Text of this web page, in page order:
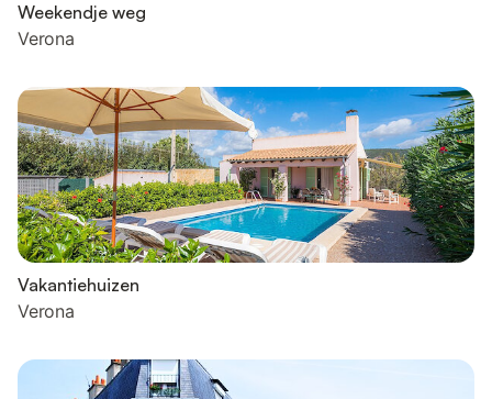
Weekendje weg
Verona
Vakantiehuizen
Verona